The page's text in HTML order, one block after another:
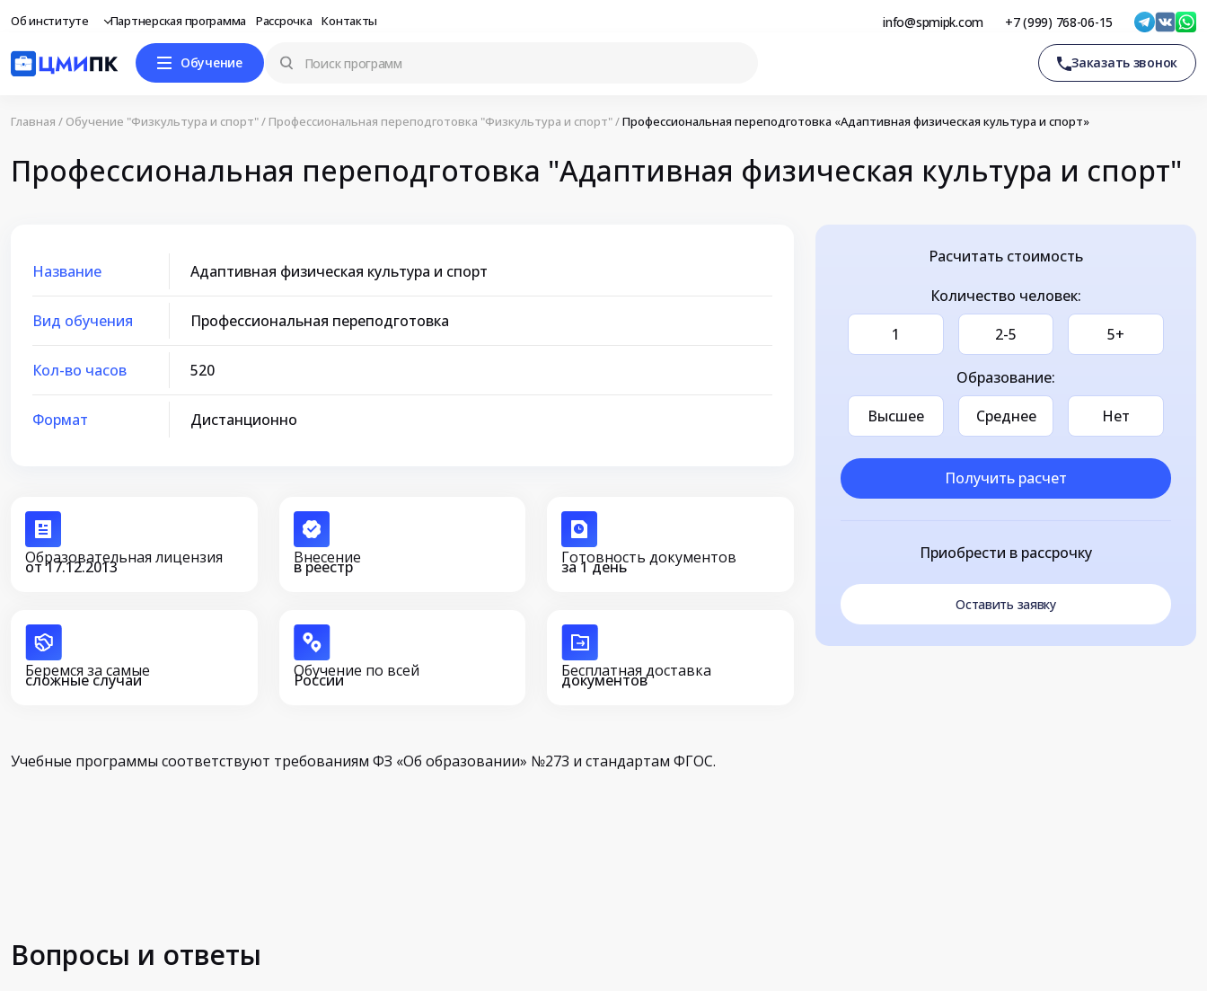
Об институте Партнерская программа Рассрочка Контакты info@spmipk.com +7 (999) 768-06-15
Обучение Заказать звонок
Главная / Обучение "Физкультура и спорт"/ Профессиональная переподготовка "Физкультура и спорт"/Профессиональная переподготовка «Адаптивная физическая культура и спорт»
Профессиональная переподготовка "Адаптивная физическая культура и спорт"
Название Адаптивная физическая культура и спорт
Вид обучения Профессиональная переподготовка
Кол-во часов 520
Формат Дистанционно
Образовательная лицензия
от 17.12.2013 Внесение
в реестр Готовность документов
за 1 день
Беремся за самые
сложные случаи Обучение по всей
России Бесплатная доставка
документов
Учебные программы соответствуют требованиям ФЗ «Об образовании» №273 и стандартам ФГОС.
Расчитать стоимость
Количество человек:
1
2-5 5+
Образование:
Высшее
Среднее Нет
Получить расчет
Приобрести в рассрочку
Оставить заявку
Вопросы и ответы